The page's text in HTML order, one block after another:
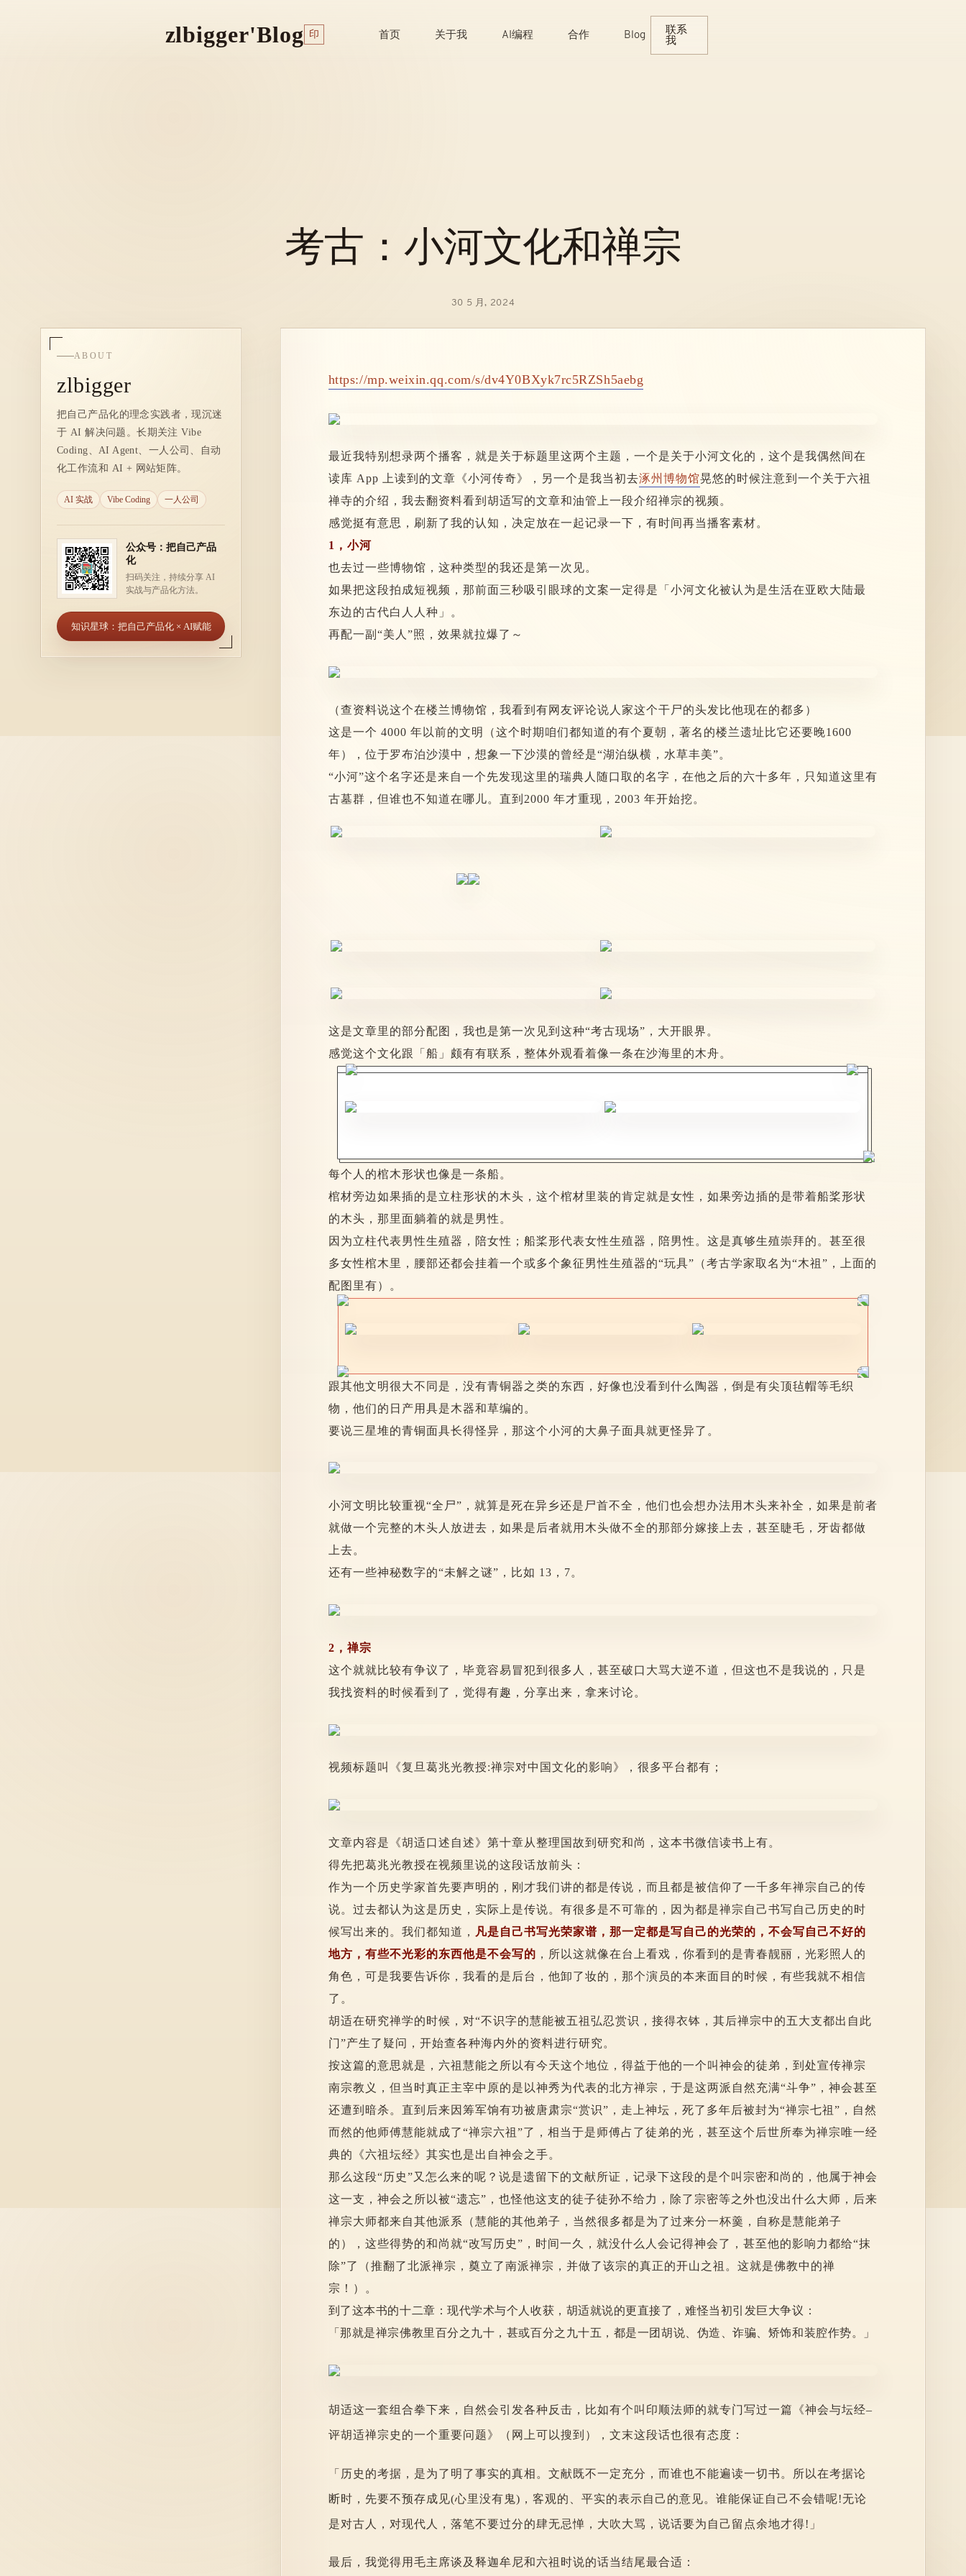
content
zlbigger'Blog 印 首页 关于我 AI编程 合作 Blog
联系
我
考古：小河文化和禅宗
30 5 月, 2024
ABOUT
zlbigger
把自己产品化的理念实践者，现沉迷
于 AI 解决问题。长期关注 Vibe
Coding、AI Agent、一人公司、自动
化工作流和 AI + 网站矩阵。
AI 实战 Vibe Coding 一人公司
公众号：把自己产品
化
扫码关注，持续分享 AI
实战与产品化方法。
知识星球：把自己产品化 × AI赋能
https://mp.weixin.qq.com/s/dv4Y0BXyk7rc5RZSh5aebg
最近我特别想录两个播客，就是关于标题里这两个主题，一个是关于小河文化的，这个是我偶然间在
读库 App 上读到的文章《小河传奇》，另一个是我当初去涿州博物馆晃悠的时候注意到一个关于六祖
禅寺的介绍，我去翻资料看到胡适写的文章和油管上一段介绍禅宗的视频。
感觉挺有意思，刷新了我的认知，决定放在一起记录一下，有时间再当播客素材。
1，小河
也去过一些博物馆，这种类型的我还是第一次见。
如果把这段拍成短视频，那前面三秒吸引眼球的文案一定得是「小河文化被认为是生活在亚欧大陆最
东边的古代白人人种」。
再配一副“美人”照， 效果就拉爆了～
（查资料说这个在楼兰博物馆，我看到有网友评论说人家这个干尸的头发比他现在的都多）
这是一个 4000 年以前的文明（这个时期咱们都知道的有个夏朝，著名的楼兰遗址比它还要晚1600
年），位于罗布泊沙漠中，想象一下沙漠的曾经是“湖泊纵横，水草丰美”。
“小河”这个名字还是来自一个先发现这里的瑞典人随口取的名字，在他之后的六十多年，只知道这里有
古墓群，但谁也不知道在哪儿。直到2000 年才重现，2003 年开始挖。
这是文章里的部分配图，我也是第一次见到这种“考古现场”，大开眼界。
感觉这个文化跟「船」颇有有联系，整体外观看着像一条在沙海里的木舟。
每个人的棺木形状也像是一条船。
棺材旁边如果插的是立柱形状的木头，这个棺材里装的肯定就是女性，如果旁边插的是带着船桨形状
的木头，那里面躺着的就是男性。
因为立柱代表男性生殖器，陪女性；船桨形代表女性生殖器， 陪男性。这是真够生殖崇拜的。甚至很
多女性棺木里，腰部还都会挂着一个或多个象征男性生殖器的“玩具”（考古学家取名为“木祖”，上面的
配图里有）。
跟其他文明很大不同是，没有青铜器之类的东西，好像也没看到什么陶器，倒是有尖顶毡帽等毛织
物，他们的日产用具是木器和草编的。
要说三星堆的青铜面具长得怪异，那这个小河的大鼻子面具就更怪异了。
小河文明比较重视“全尸”，就算是死在异乡还是尸首不全，他们也会想办法用木头来补全，如果是前者
就做一个完整的木头人放进去，如果是后者就用木头做不全的那部分嫁接上去，甚至睫毛，牙齿都做
上去。
还有一些神秘数字的“未解之谜”，比如 13，7。
2，禅宗
这个就就比较有争议了，毕竟容易冒犯到很多人，甚至破口大骂大逆不道，但这也不是我说的，只是
我找资料的时候看到了，觉得有趣，分享出来，拿来讨论。
视频标题叫《复旦葛兆光教授:禅宗对中国文化的影响》，很多平台都有；
文章内容是《胡适口述自述》第十章从整理国故到研究和尚，这本书微信读书上有。
得先把葛兆光教授在视频里说的这段话放前头：
作为一个历史学家首先要声明的，刚才我们讲的都是传说，而且都是被信仰了一千多年禅宗自己的传
说。过去都认为这是历史，实际上是传说。有很多是不可靠的，因为都是禅宗自己书写自己历史的时
候写出来的。我们都知道， 凡是自己书写光荣家谱，那一定都是写自己的光荣的，不会写自己不好的
地方，有些不光彩的东西他是不会写的 ，所以这就像在台上看戏，你看到的是青春靓丽，光彩照人的
角色，可是我要告诉你，我看的是后台，他卸了妆的，那个演员的本来面目的时候，有些我就不相信
了。
胡适在研究禅学的时候，对“不识字的慧能被五祖弘忍赏识，接得衣钵，其后禅宗中的五大支都出自此
门”产生了疑问，开始查各种海内外的资料进行研究。
按这篇的意思就是，六祖慧能之所以有今天这个地位，得益于他的一个叫神会的徒弟，到处宣传禅宗
南宗教义，但当时真正主宰中原的是以神秀为代表的北方禅宗，于是这两派自然充满“斗争”，神会甚至
还遭到暗杀。直到后来因筹军饷有功被唐肃宗“赏识”，走上神坛，死了多年后被封为“禅宗七祖”，自然
而然的他师傅慧能就成了“禅宗六祖”了，相当于是师傅占了徒弟的光，甚至这个后世所奉为禅宗唯一经
典的《六祖坛经》其实也是出自神会之手。
那么这段“历史”又怎么来的呢？说是遗留下的文献所证，记录下这段的是个叫宗密和尚的，他属于神会
这一支，神会之所以被“遗忘”，也怪他这支的徒子徒孙不给力，除了宗密等之外也没出什么大师，后来
禅宗大师都来自其他派系（慧能的其他弟子，当然很多都是为了过来分一杯羹，自称是慧能弟子
的），这些得势的和尚就“改写历史”，时间一久，就没什么人会记得神会了，甚至他的影响力都给“抹
除”了（推翻了北派禅宗，奠立了南派禅宗，并做了该宗的真正的开山之祖。这就是佛教中的禅
宗！）。
到了这本书的十二章：现代学术与个人收获，胡适就说的更直接了，难怪当初引发巨大争议：
「那就是禅宗佛教里百分之九十，甚或百分之九十五，都是一团胡说、伪造、诈骗、矫饰和装腔作势。」
胡适这一套组合拳下来，自然会引发各种反击，比如有个叫印顺法师的就专门写过一篇《神会与坛经–
评胡适禅宗史的一个重要问题》（网上可以搜到），文末这段话也很有态度：
「历史的考据，是为了明了事实的真相。文献既不一定充分，而谁也不能遍读一切书。所以在考据论
断时，先要不预存成见(心里没有鬼)，客观的、平实的表示自己的意见。谁能保证自己不会错呢!无论
是对古人，对现代人，落笔不要过分的肆无忌惮，大吹大骂，说话要为自己留点余地才得!」
最后，我觉得用毛主席谈及释迦牟尼和六祖时说的话当结尾最合适：